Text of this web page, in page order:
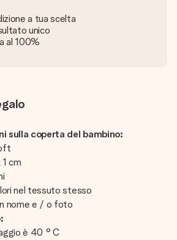
a tua scelta
unico
al 100%
sulla coperta del bambino:
cm
nel tessuto stesso
nome e / o foto
è 40 ° C